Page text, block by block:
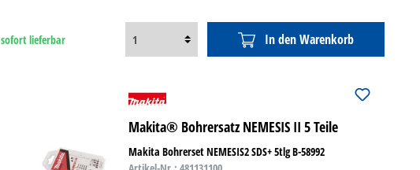
sofort lieferbar In den Warenkorb
Makita® Bohrersatz NEMESIS II 5 Teile
Makita Bohrerset NEMESIS2 SDS+ 5tlg B-58992